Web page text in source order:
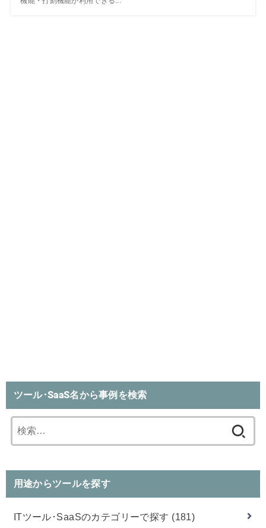
ツール･SaaS名から事例を検索
索:
用途からツールを探す
ITツール･SaaSのカテゴリーで探す (181)